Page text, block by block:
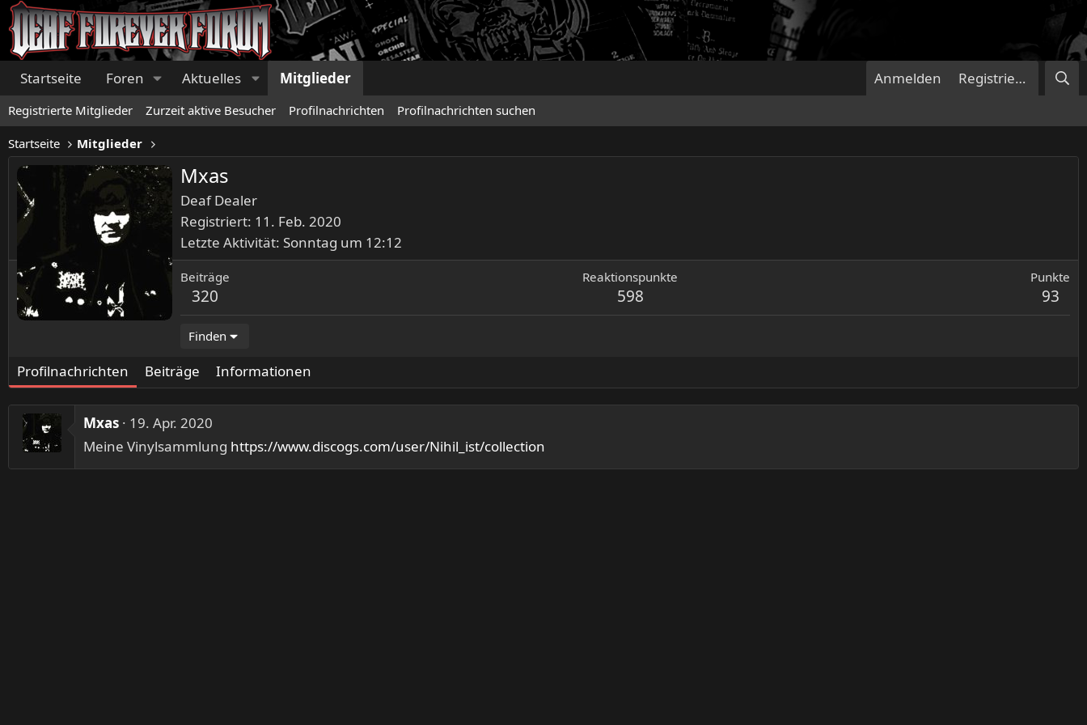
Startseite Foren Aktuelles Mitglieder Anmelden Registrieren
Registrierte Mitglieder Zurzeit aktive Besucher Profilnachrichten Profilnachrichten suchen
Startseite Mitglieder
Mxas
Deaf Dealer
Registriert 11. Feb. 2020
Letzte Aktivität Sonntag um 12:12
Beiträge
320
Reaktionspunkte
598
Punkte
93
Finden
Profilnachrichten Beiträge Informationen
Mxas
19. Apr. 2020
Meine Vinylsammlung https://www.discogs.com/user/Nihil_ist/collection